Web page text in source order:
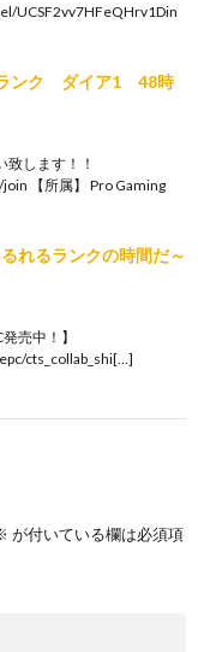
UCSF2vv7HFeQHrv1Din
ランク ダイア1 48時
致します！！
【所属】 Pro Gaming
れるランクの時間だ～
売中！】
cts_collab_shi[…]
が付いている欄は必須項